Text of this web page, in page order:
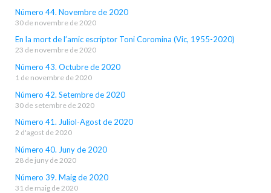
Número 44. Novembre de 2020
30 de novembre de 2020
En la mort de l’amic escriptor Toni Coromina (Vic, 1955-2020)
23 de novembre de 2020
Número 43. Octubre de 2020
1 de novembre de 2020
Número 42. Setembre de 2020
30 de setembre de 2020
Número 41. Juliol-Agost de 2020
2 d'agost de 2020
Número 40. Juny de 2020
28 de juny de 2020
Número 39. Maig de 2020
31 de maig de 2020